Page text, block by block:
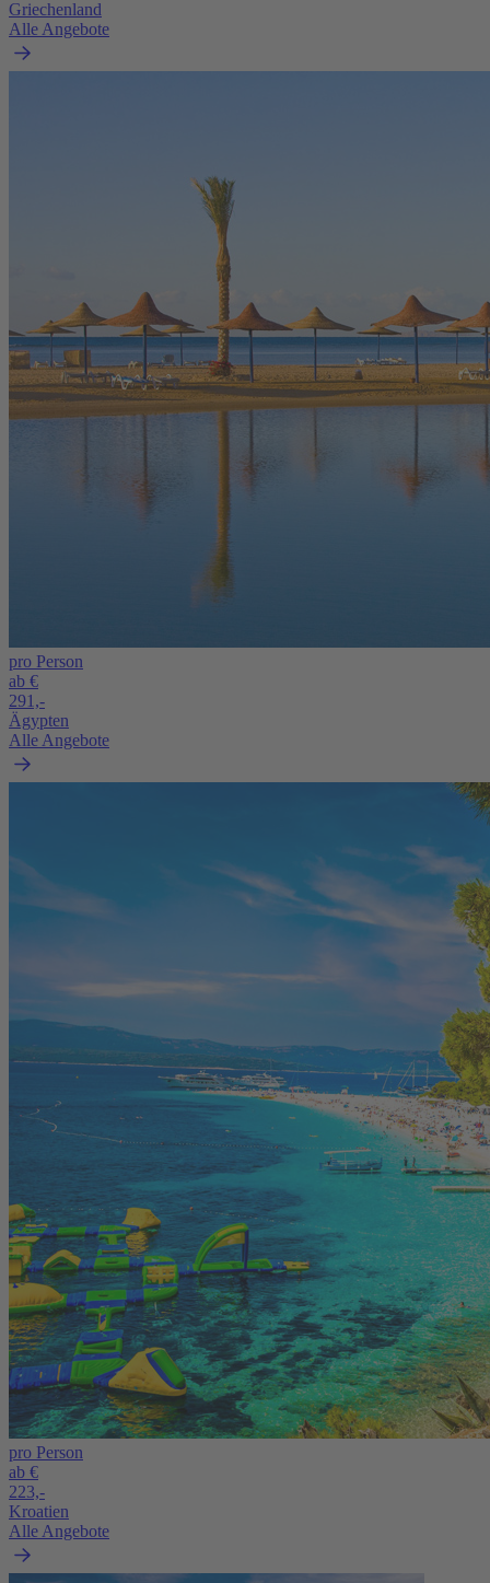
Griechenland
Alle Angebote
pro Person
ab €
291,-
Ägypten
Alle Angebote
pro Person
ab €
223,-
Kroatien
Alle Angebote